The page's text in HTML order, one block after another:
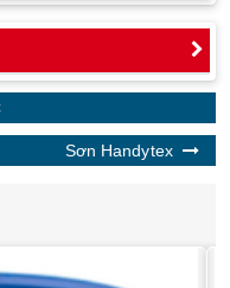
Sơn Handytex